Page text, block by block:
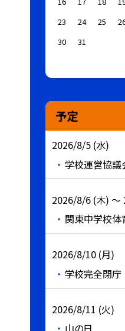
23
24 25
30
31
予定
2026/8/5 (水)
学校運営協議
2026/8/6 (木) ～
関東中学校体
2026/8/10 (月)
学校完全閉庁
2026/8/11 (火)